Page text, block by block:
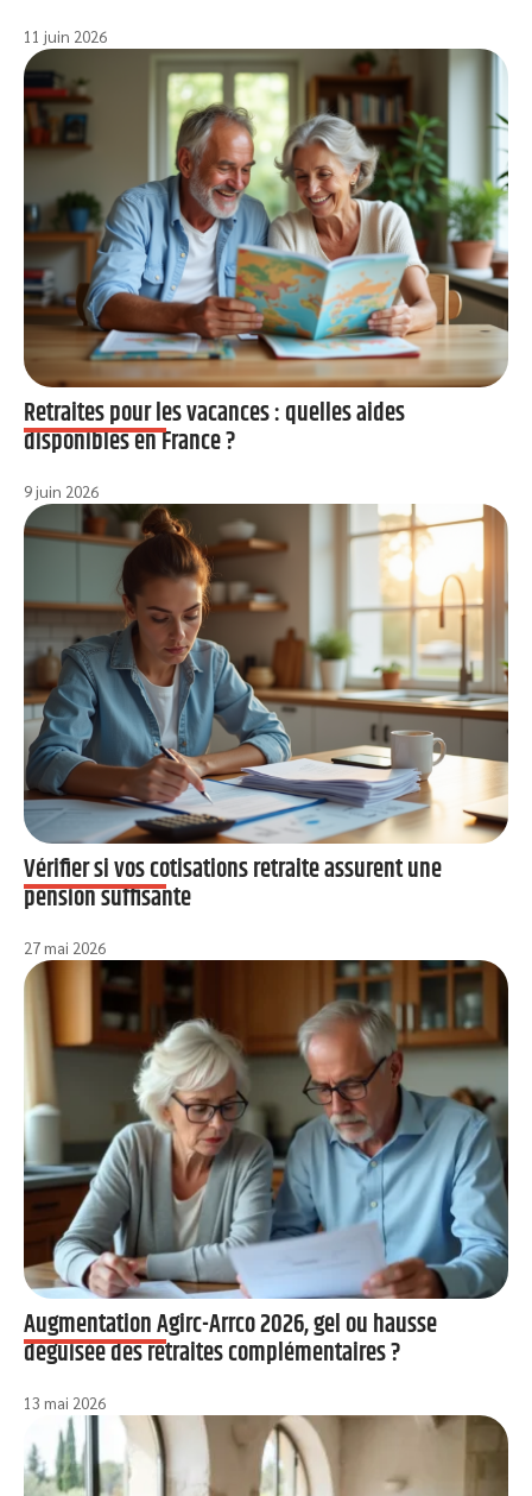
11 juin 2026
Retraites pour les vacances : quelles aides
disponibles en France ?
9 juin 2026
Vérifier si vos cotisations retraite assurent une
pension suffisante
27 mai 2026
Augmentation Agirc-Arrco 2026, gel ou hausse
déguisée des retraites complémentaires ?
13 mai 2026